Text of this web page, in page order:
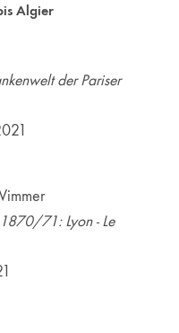
Algier
der Pariser
71: Lyon - Le